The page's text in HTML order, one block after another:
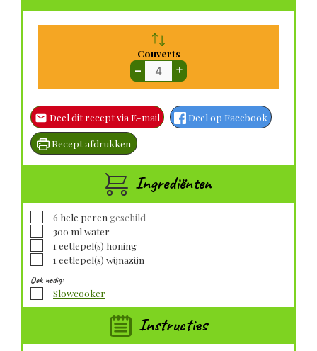
Couverts
– +
Deel dit recept via E-mail Deel op Facebook
Recept afdrukken
Ingrediënten
▢
6 hele peren geschild
▢
300 ml water
▢1 eetlepel(s) honing
▢1 eetlepel(s) wijnazijn
Ook nodig:
▢
Slowcooker
Instructies